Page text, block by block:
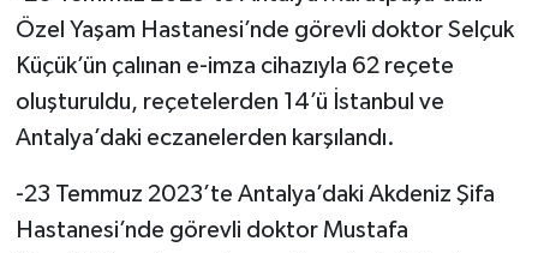
Özel Yaşam Hastanesi’nde görevli doktor Selçuk
Küçük’ün çalınan e-imza cihazıyla 62 reçete
oluşturuldu, reçetelerden 14’ü İstanbul ve
Antalya’daki eczanelerden karşılandı.
-23 Temmuz 2023’te Antalya’daki Akdeniz Şifa
Hastanesi’nde görevli doktor Mustafa